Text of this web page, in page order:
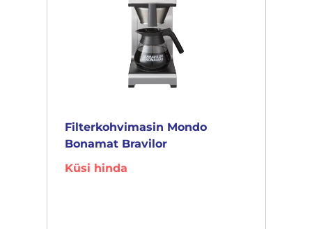
Filterkohvimasin Mondo
Bonamat Bravilor
Küsi hinda